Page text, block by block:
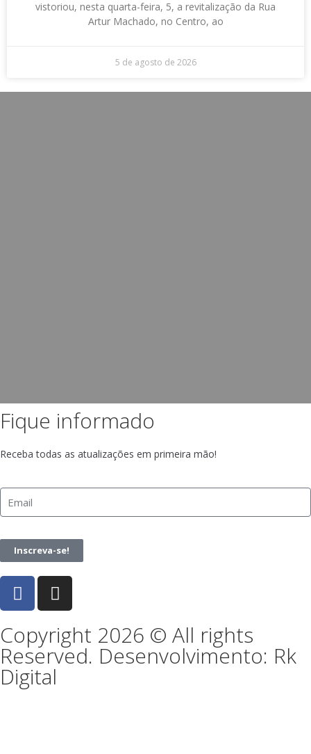
vistoriou, nesta quarta-feira, 5, a revitalização da Rua
Artur Machado, no Centro, ao
5 de agosto de 2026
Fique informado
Receba todas as atualizações em primeira mão!
Inscreva-se!
Copyright 2026 © All rights
Reserved. Desenvolvimento: Rk
Digital